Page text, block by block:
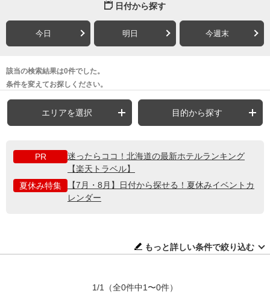
日付から探す
今日 明日 今週末
該当の検索結果は0件でした。
条件を変えてお探しください。
エリアを選択 目的から探す
PR
迷ったらココ！北海道の最新ホテルランキング
【楽天トラベル】
夏休み特集
【7月・8月】日付から探せる！夏休みイベントカ
レンダー
もっと詳しい条件で絞り込む
1/1 （全0件中1〜0件）